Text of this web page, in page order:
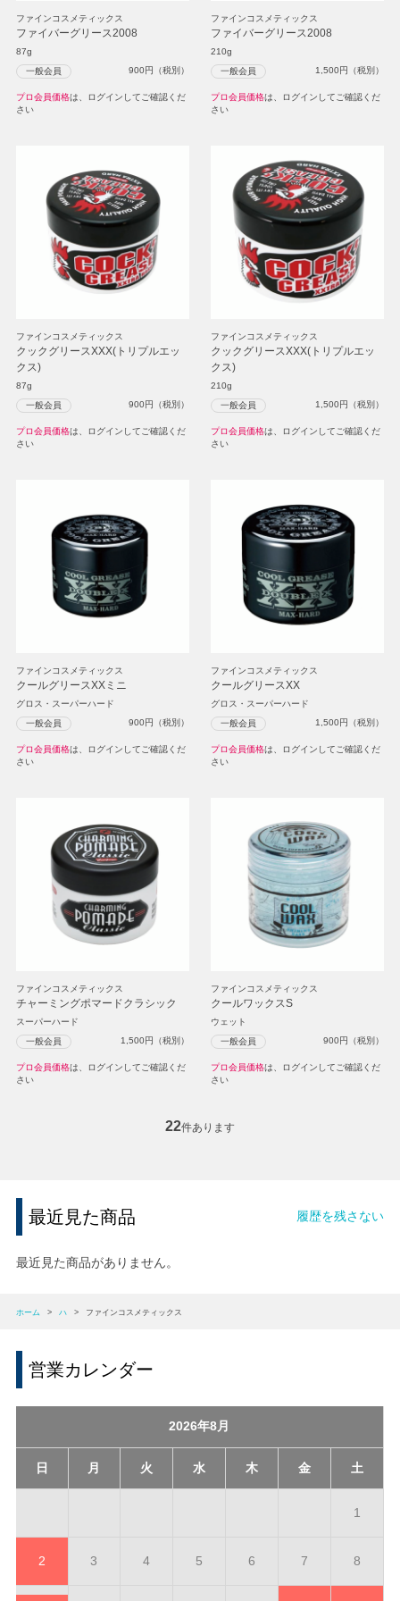
ファインコスメティックス
ファイバーグリース2008
87g
一般会員 900円（税別）
プロ会員価格は、ログインしてご確認くだ
さい
ファインコスメティックス
ファイバーグリース2008
210g
一般会員 1,500円（税別）
プロ会員価格は、ログインしてご確認くだ
さい
ファインコスメティックス
クックグリースXXX(トリプルエッ
クス)
87g
一般会員 900円（税別）
プロ会員価格は、ログインしてご確認くだ
さい
ファインコスメティックス
クックグリースXXX(トリプルエッ
クス)
210g
一般会員 1,500円（税別）
プロ会員価格は、ログインしてご確認くだ
さい
ファインコスメティックス
クールグリースXXミニ
グロス・スーパーハード
一般会員 900円（税別）
プロ会員価格は、ログインしてご確認くだ
さい
ファインコスメティックス
クールグリースXX
グロス・スーパーハード
一般会員 1,500円（税別）
プロ会員価格は、ログインしてご確認くだ
さい
ファインコスメティックス
チャーミングポマードクラシック
スーパーハード
一般会員 1,500円（税別）
プロ会員価格は、ログインしてご確認くだ
さい
ファインコスメティックス
クールワックスS
ウェット
一般会員 900円（税別）
プロ会員価格は、ログインしてご確認くだ
さい
22件あります
最近見た商品 履歴を残さない
最近見た商品がありません。
ホーム > ハ > ファインコスメティックス
営業カレンダー
2026年8月
日 月 火 水 木 金 土
1
2 3 4 5 6 7 8